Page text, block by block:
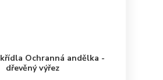
Ochranná andělka -
dřevěný výřez